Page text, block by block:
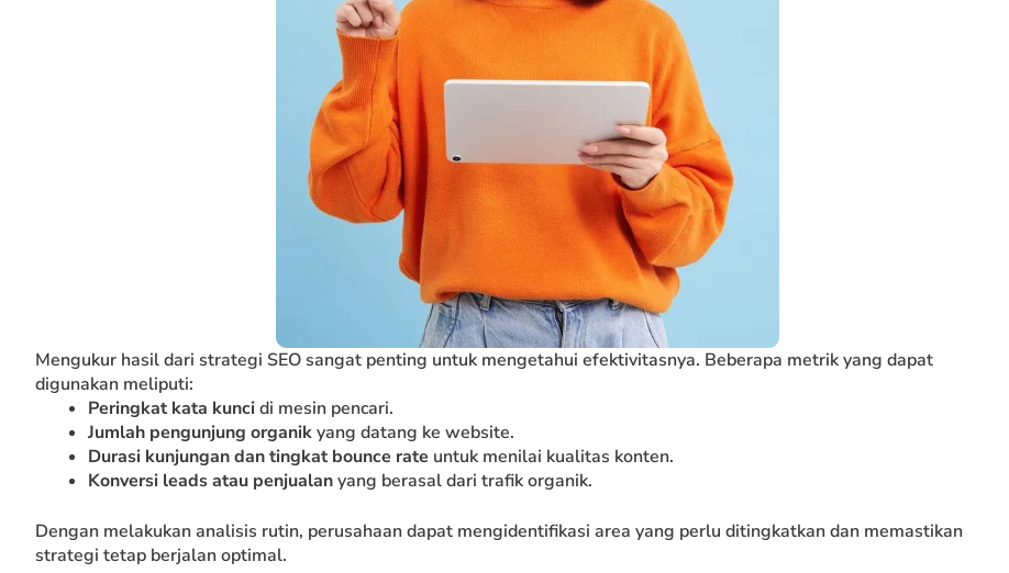
Mengukur hasil dari strategi SEO sangat penting untuk mengetahui efektivitasnya. Beberapa metrik yang dapat
digunakan meliputi:
Peringkat kata kuncidi mesin pencari.
Jumlah pengunjung organikyang datang ke website.
Durasi kunjungan dan tingkat bounce rate untuk menilai kualitas konten.
Konversi leads atau penjualanyang berasal dari trafik organik.
Dengan melakukan analisis rutin, perusahaan dapat mengidentifikasi area yang perlu ditingkatkan dan memastikan
strategi tetap berjalan optimal.